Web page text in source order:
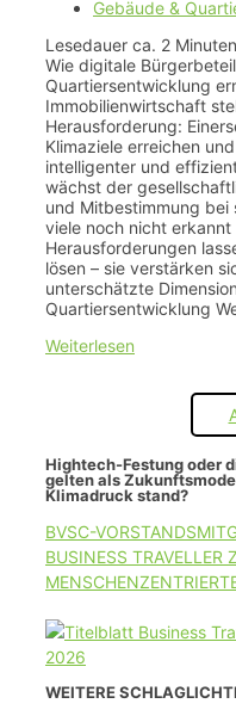
Gebäude &
Lesedauer ca. 2 Minuten
Wie digitale
Quartiersentwicklung
Immobilienwirtschaft
Herausforderung:
Klimaziele erreichen
intelligenter und
wächst der
und Mitbestimmung bei
viele noch nicht
Herausforderungen
lösen – sie verstärken
unterschätzte
Quartiersentwicklung
Weiterlesen
Hightech-Festung oder
gelten als
Klimadruck stand?
BVSC-
BUSINESS TRAVELLER
WEITERE